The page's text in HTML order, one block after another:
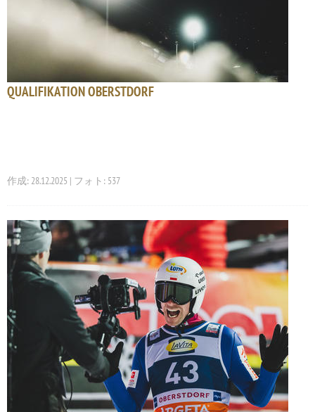
QUALIFIKATION OBERSTDORF
作成: 28.12.2025 | フォト: 537